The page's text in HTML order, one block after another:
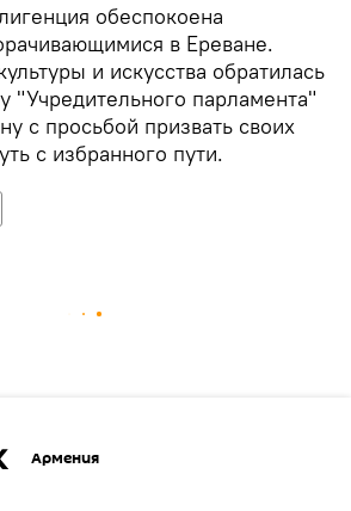
обеспокоена
в Ереване.
и искусства обратилась
"Учредительного парламента"
с просьбой призвать своих
с избранного пути.
Армения